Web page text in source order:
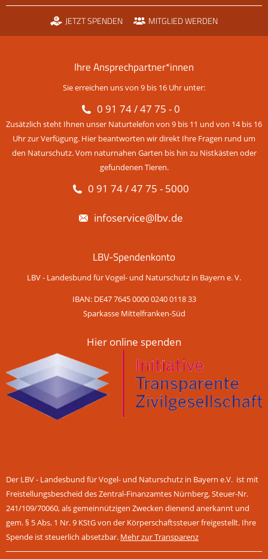
JETZT SPENDEN MITGLIED WERDEN
Ihre Ansprechpartner*innen
Sie erreichen uns von 9 bis 16 Uhr unter:
0 91 74 / 47 75 - 0
Zusätzlich steht Ihnen unser Naturtelefon von 9 bis 11 und von 14 bis 16
Uhr zur Verfügung. Hier beantworten wir direkt Ihre Fragen rund um
den Naturschutz. Vom naturnahen Garten bis hin zu Nistkästen oder
gefundenen Tieren.
0 91 74 / 47 75 - 5000
infoservice@lbv.de
LBV-Spendenkonto
LBV - Landesbund für Vogel- und Naturschutz in Bayern e. V.
IBAN: DE47 7645 0000 0240 0118 33
Sparkasse Mittelfranken-Süd
Hier online spenden
Der LBV - Landesbund für Vogel- und Naturschutz in Bayern e.V. ist mit
Freistellungsbescheid des Zentral-Finanzamtes Nürnberg, Steuer-Nr.
241/109/70060, als gemeinnützigen Zwecken dienend anerkannt und
gem. § 5 Abs. 1 Nr. 9 KStG von der Körperschaftssteuer freigestellt. Ihre
Spende ist steuerlich absetzbar. Mehr zur Transparenz